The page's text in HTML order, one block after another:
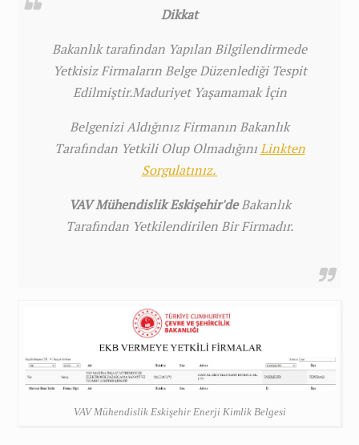
Dikkat
Bakanlık tarafından Yapılan Bilgilendirmede
Yetkisiz Firmaların Belge Düzenlediği Tespit
Edilmiştir.Maduriyet Yaşamamak İçin
Belgenizi Aldığınız Firmanın Bakanlık
Tarafından Yetkili Olup OlmadığınıLinkten
Sorgulatınız.
VAV Mühendislik Eskişehir'deBakanlık
Tarafından Yetkilendirilen Bir Firmadır.
VAV Mühendislik Eskişehir Enerji Kimlik Belgesi